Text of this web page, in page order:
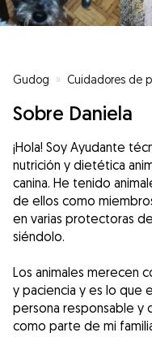
Gudog » Cuidadores de
Sobre Daniela
¡Hola! Soy Ayudante
nutrición y dietética
canina. He tenido
de ellos como
en varias protectoras
siéndolo.
Los animales merecen
y paciencia y es lo que
persona responsable y
como parte de mi